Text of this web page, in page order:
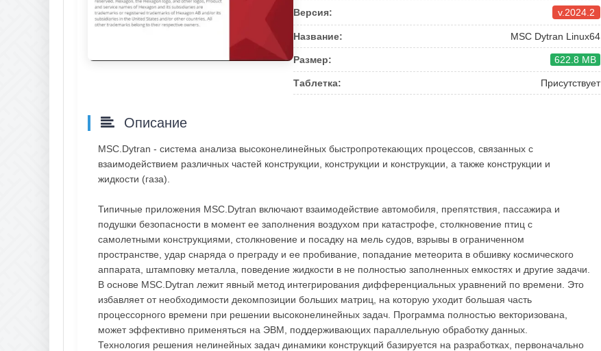
Версия: v.2024.2
Название: MSC Dytran Linux64
Размер: 622.8 MB
Таблетка: Присутствует
Описание
MSC.Dytran - система анализа высоконелинейных быстропротекающих процессов, связанных с
взаимодействием различных частей конструкции, конструкции и конструкции, а также конструкции и
жидкости (газа).
Типичные приложения MSC.Dytran включают взаимодействие автомобиля, препятствия, пассажира и
подушки безопасности в момент ее заполнения воздухом при катастрофе, столкновение птиц с
самолетными конструкциями, столкновение и посадку на мель судов, взрывы в ограниченном
пространстве, удар снаряда о преграду и ее пробивание, попадание метеорита в обшивку космического
аппарата, штамповку металла, поведение жидкости в не полностью заполненных емкостях и другие задачи.
В основе MSC.Dytran лежит явный метод интегрирования дифференциальных уравнений по времени. Это
избавляет от необходимости декомпозиции больших матриц, на которую уходит большая часть
процессорного времени при решении высоконелинейных задач. Программа полностью векторизована,
может эффективно применяться на ЭВМ, поддерживающих параллельную обработку данных.
Технология решения нелинейных задач динамики конструкций базируется на разработках, первоначально